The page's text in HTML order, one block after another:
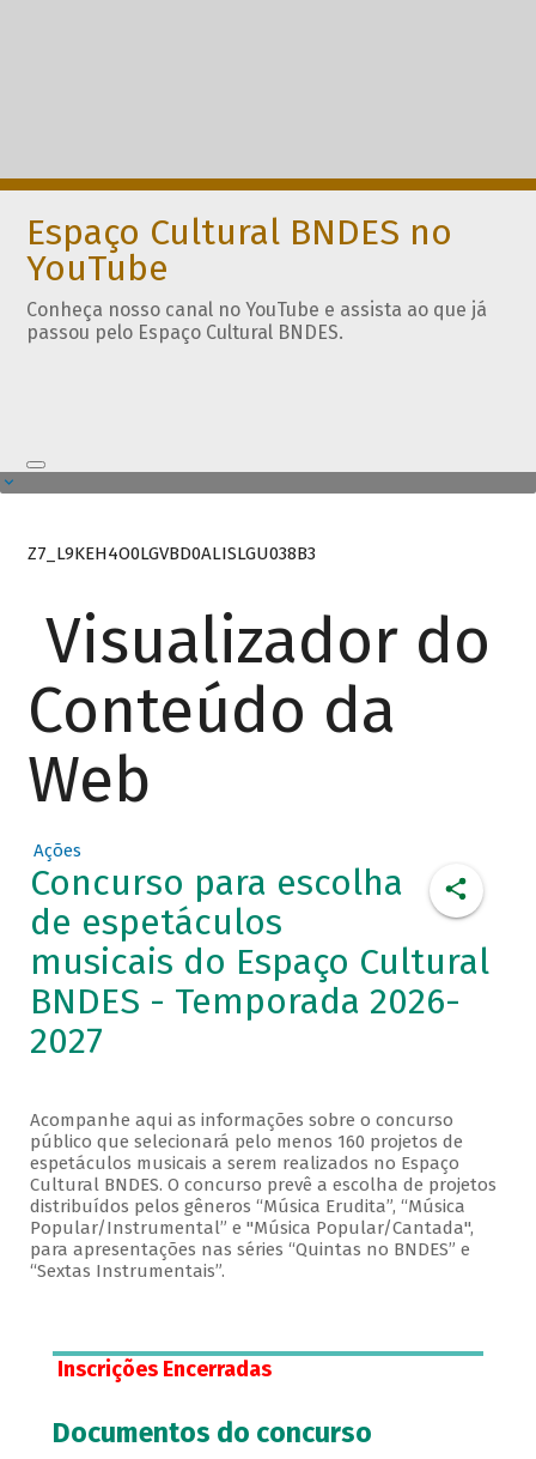
Espaço Cultural BNDES no
YouTube
Conheça nosso canal no YouTube e assista ao que já
passou pelo Espaço Cultural BNDES.
Z7_L9KEH4O0LGVBD0ALISLGU038B3
Visualizador do
Conteúdo da
Web
Ações
Concurso para escolha
de espetáculos
musicais do Espaço Cultural
BNDES - Temporada 2026-
2027
Acompanhe aqui as informações sobre o concurso
público que selecionará pelo menos 160 projetos de
espetáculos musicais a serem realizados no Espaço
Cultural BNDES. O concurso prevê a escolha de projetos
distribuídos pelos gêneros “Música Erudita”, “Música
Popular/Instrumental” e "Música Popular/Cantada",
para apresentações nas séries “Quintas no BNDES” e
“Sextas Instrumentais”.
Inscrições Encerradas
Documentos do concurso